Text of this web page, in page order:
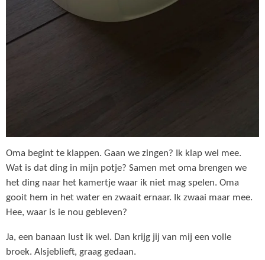
Oma begint te klappen. Gaan we zingen? Ik klap wel mee.
Wat is dat ding in mijn potje? Samen met oma brengen we
het ding naar het kamertje waar ik niet mag spelen. Oma
gooit hem in het water en zwaait ernaar. Ik zwaai maar mee.
Hee, waar is ie nou gebleven?
Ja, een banaan lust ik wel. Dan krijg jij van mij een volle
broek. Alsjeblieft, graag gedaan.